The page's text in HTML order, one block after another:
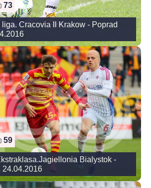
73
liga. Cracovia II Krakow - Poprad
59
Bialystok -
24.04.2016